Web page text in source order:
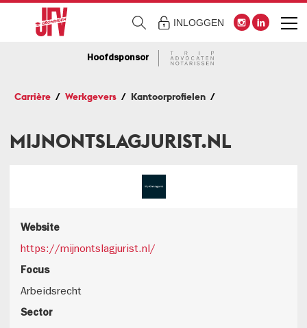
INLOGGEN
Hoofdsponsor
Carrière Werkgevers Kantoorprofielen
MIJNONTSLAGJURIST.NL
Website
https://mijnontslagjurist.nl/
Focus
Arbeidsrecht
Sector